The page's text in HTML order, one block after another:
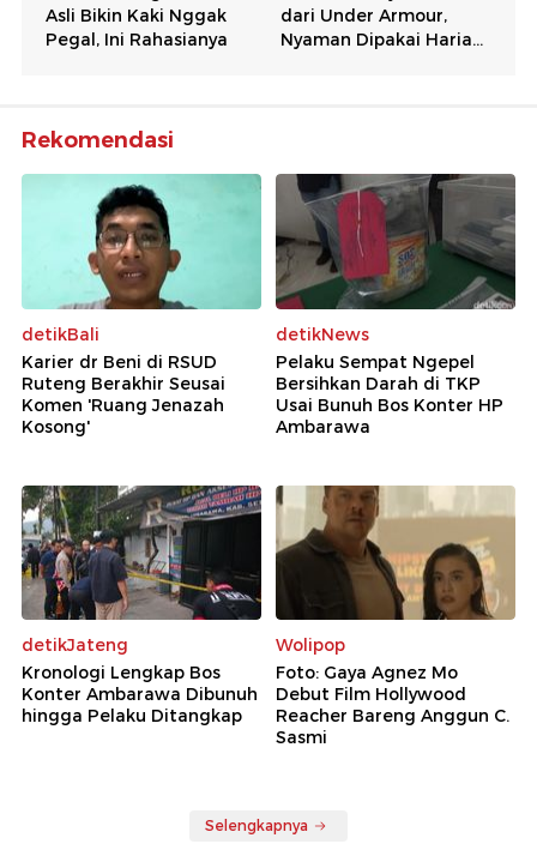
Rekomendasi
detikBali
Karier dr Beni di RSUD
Ruteng Berakhir Seusai
Komen 'Ruang Jenazah
Kosong'
detikNews
Pelaku Sempat Ngepel
Bersihkan Darah di TKP
Usai Bunuh Bos Konter HP
Ambarawa
detikJateng
Kronologi Lengkap Bos
Konter Ambarawa Dibunuh
hingga Pelaku Ditangkap
Wolipop
Foto: Gaya Agnez Mo
Debut Film Hollywood
Reacher Bareng Anggun C.
Sasmi
Selengkapnya